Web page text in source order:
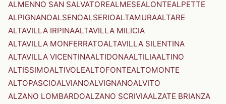
ALMENNO SAN SALVATOREALMESEALONTEALPETTE
ALPIGNANOALSENOALSERIOALTAMURAALTARE
ALTAVILLA IRPINAALTAVILLA MILICIA
ALTAVILLA MONFERRATOALTAVILLA SILENTINA
ALTAVILLA VICENTINAALTIDONAALTILIAALTINO
ALTISSIMOALTIVOLEALTOFONTEALTOMONTE
ALTOPASCIOALVIANOALVIGNANOALVITO
ALZANO LOMBARDOALZANO SCRIVIAALZATE BRIANZA